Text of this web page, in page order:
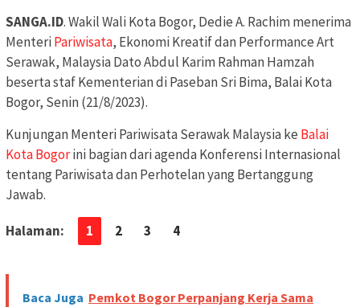
SANGA.ID. Wakil Wali Kota Bogor, Dedie A. Rachim menerima
MenteriPariwisata, Ekonomi Kreatif dan Performance Art
Serawak, Malaysia Dato Abdul Karim Rahman Hamzah
beserta staf Kementerian di Paseban Sri Bima, Balai Kota
Bogor, Senin (21/8/2023).
Kunjungan Menteri Pariwisata Serawak Malaysia ke Balai
Kota Bogorini bagian dari agenda Konferensi Internasional
tentang Pariwisata dan Perhotelan yang Bertanggung
Jawab.
Halaman: 1 2 3 4
Baca Juga Pemkot Bogor Perpanjang Kerja Sama